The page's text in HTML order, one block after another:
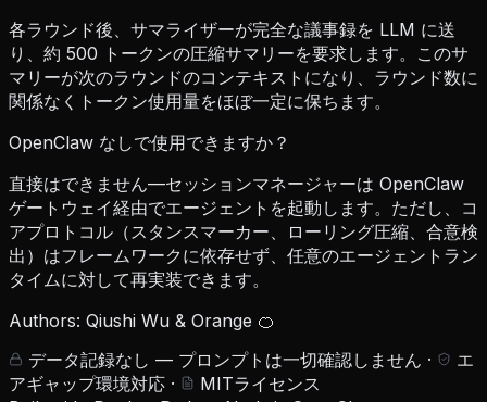
各ラウンド後、サマライザーが完全な議事録を LLM に送
り、約 500 トークンの圧縮サマリーを要求します。このサ
マリーが次のラウンドのコンテキストになり、ラウンド数に
関係なくトークン使用量をほぼ一定に保ちます。
OpenClaw なしで使用できますか？
直接はできません—セッションマネージャーは OpenClaw
ゲートウェイ経由でエージェントを起動します。ただし、コ
アプロトコル（スタンスマーカー、ローリング圧縮、合意検
出）はフレームワークに依存せず、任意のエージェントラン
タイムに対して再実装できます。
Authors: Qiushi Wu & Orange 🍊
データ記録なし — プロンプトは一切確認しません ·
エ
アギャップ環境対応 ·
MITライセンス